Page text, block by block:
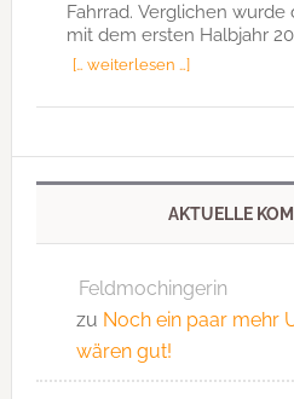
Fahrrad. Verglichen wurde
mit dem ersten Halbjahr
[… weiterlesen …]
AKTUELLE
Feldmochingerin
zu Noch ein paar mehr
wären gut!